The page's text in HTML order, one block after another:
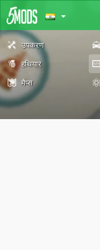
उपकरण
हथियार
मैप्स